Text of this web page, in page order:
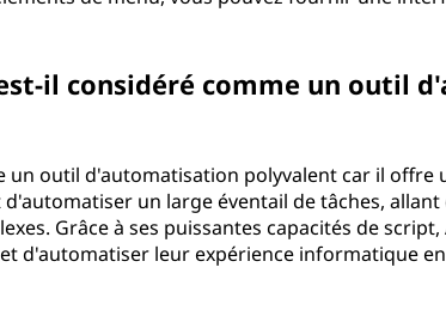
il considéré comme un outil
un outil d'automatisation polyvalent car il offre
un large éventail de tâches,
Grâce à ses puissantes capacités de
d'automatiser leur expérience informatique